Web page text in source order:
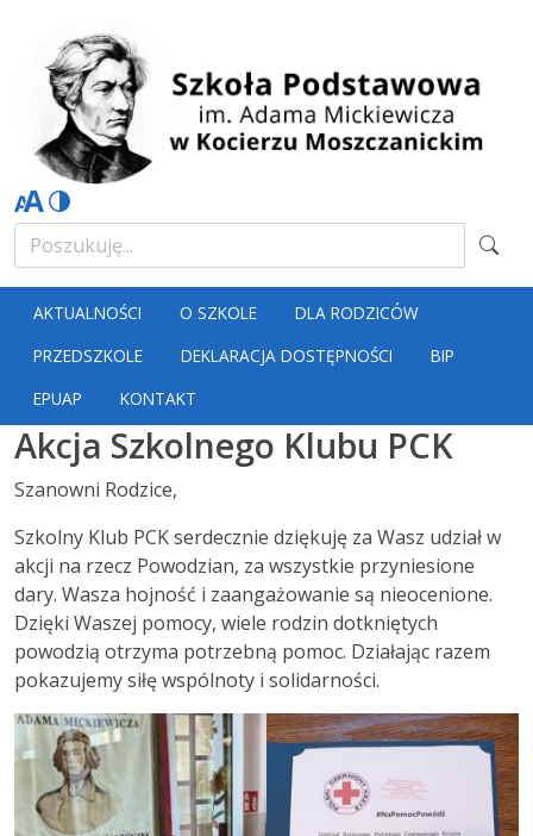
AKTUALNOŚCI O SZKOLE
DLA RODZICÓW
PRZEDSZKOLE
DEKLARACJA DOSTĘPNOŚCI
BIP
EPUAP
KONTAKT
Akcja Szkolnego Klubu PCK
Szanowni Rodzice,
Szkolny Klub PCK serdecznie dziękuję za Wasz udział w
akcji na rzecz Powodzian, za wszystkie przyniesione
dary. Wasza hojność i zaangażowanie są nieocenione.
Dzięki Waszej pomocy, wiele rodzin dotkniętych
powodzią otrzyma potrzebną pomoc. Działając razem
pokazujemy siłę wspólnoty i solidarności.